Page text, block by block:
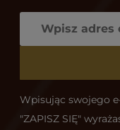
Wpisując swojego
"ZAPISZ SIĘ"